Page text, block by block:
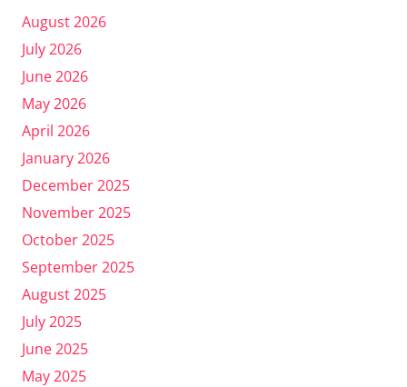
August 2026
July 2026
June 2026
May 2026
April 2026
January 2026
December 2025
November 2025
October 2025
September 2025
August 2025
July 2025
June 2025
May 2025